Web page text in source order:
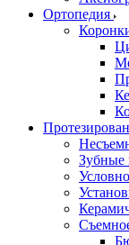
Ортопедия